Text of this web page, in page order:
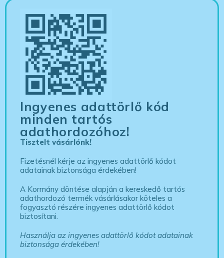
Ingyenes adattörlő kód
minden tartós
adathordozóhoz!
Tisztelt vásárlónk!
Fizetésnél kérje az ingyenes adattörlő kódot
adatainak biztonsága érdekében!
A Kormány döntése alapján a kereskedő tartós
adathordozó termék vásárlásakor köteles a
fogyasztó részére ingyenes adattörlő kódot
biztosítani.
Használja az ingyenes adattörlő kódot adatainak
biztonsága érdekében!